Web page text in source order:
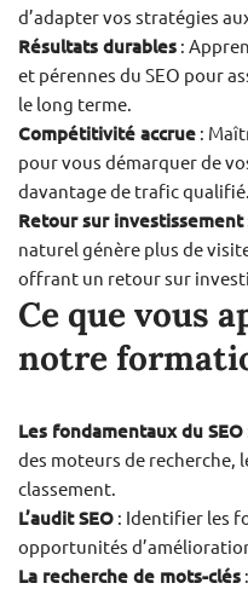
d’adapter vos stratégies
Résultats durables :
et pérennes du SEO pour
le long terme.
Compétitivité accrue :
pour vous démarquer de
davantage de trafic qualifié.
Retour sur investissement
naturel génère plus de
offrant un retour sur
Ce que vous
notre
Les fondamentaux du SEO
des moteurs de recherche,
classement.
L’audit SEO : Identifier les
opportunités
La recherche de mots-clés